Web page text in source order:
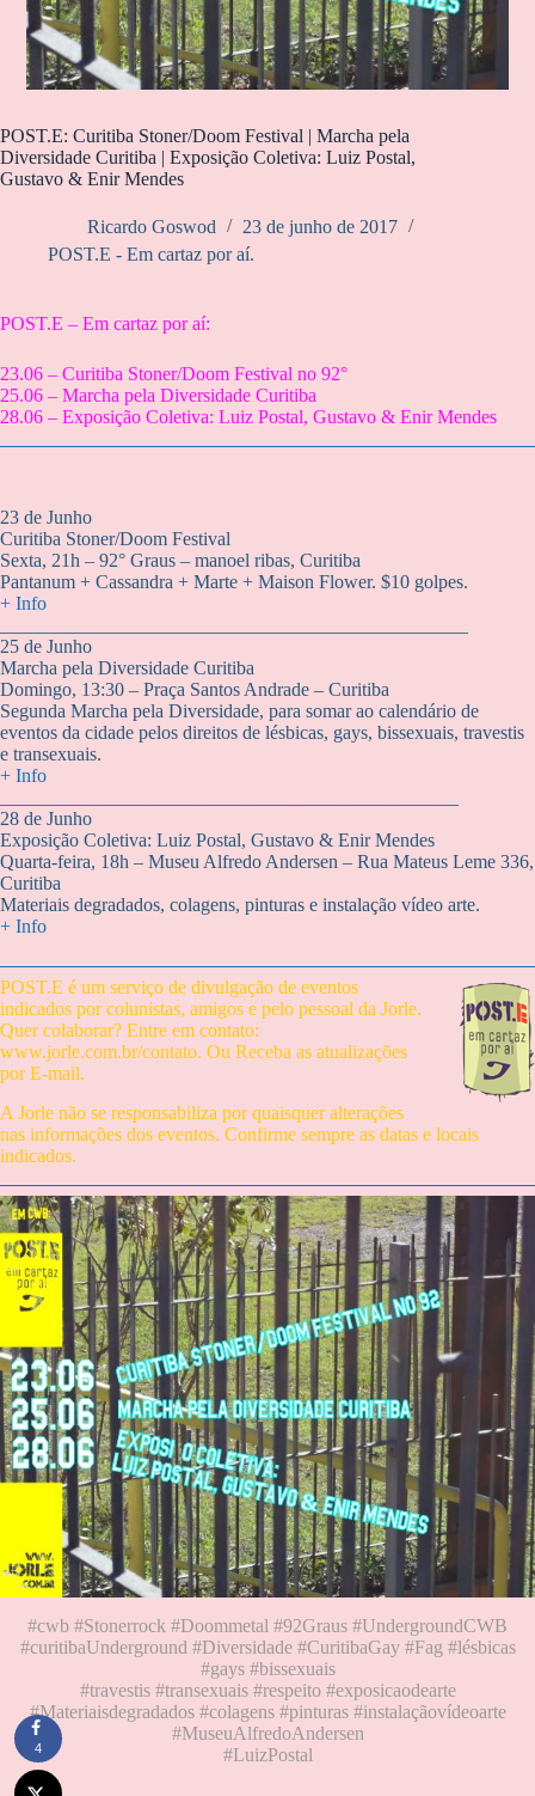
POST.E: Curitiba Stoner/Doom Festival | Marcha pela
Diversidade Curitiba | Exposição Coletiva: Luiz Postal,
Gustavo & Enir Mendes
Ricardo Goswod
23 de junho de 2017
POST.E - Em cartaz por aí.
POST.E – Em cartaz por aí:
23.06 – Curitiba Stoner/Doom Festival no 92°
25.06 – Marcha pela Diversidade Curitiba
28.06 – Exposição Coletiva: Luiz Postal, Gustavo & Enir Mendes
23 de Junho
Curitiba Stoner/Doom Festival
Sexta, 21h – 92° Graus – manoel ribas, Curitiba
Pantanum + Cassandra + Marte + Maison Flower. $10 golpes.
+ Info
25 de Junho
Marcha pela Diversidade Curitiba
Domingo, 13:30 – Praça Santos Andrade – Curitiba
Segunda Marcha pela Diversidade, para somar ao calendário de
eventos da cidade pelos direitos de lésbicas, gays, bissexuais, travestis
e transexuais.
+ Info
28 de Junho
Exposição Coletiva: Luiz Postal, Gustavo & Enir Mendes
Quarta-feira, 18h – Museu Alfredo Andersen – Rua Mateus Leme 336,
Curitiba
Materiais degradados, colagens, pinturas e instalação vídeo arte.
+ Info
POST.E é um serviço de divulgação de eventos
indicados por colunistas, amigos e pelo pessoal da Jorle.
Quer colaborar? Entre em contato:
www.jorle.com.br/contato. Ou Receba as atualizações
porE-mail.
A Jorle não se responsabiliza por quaisquer alterações
nas informações dos eventos. Confirme sempre as datas e locais
indicados.
#cwb #Stonerrock #Doommetal #92Graus #UndergroundCWB
#curitibaUnderground #Diversidade #CuritibaGay #Fag #lésbicas
#gays #bissexuais
#travestis #transexuais #respeito #exposicaodearte
#Materiaisdegradados #colagens #pinturas #instalaçãovídeoarte
#MuseuAlfredoAndersen
#LuizPostal
4